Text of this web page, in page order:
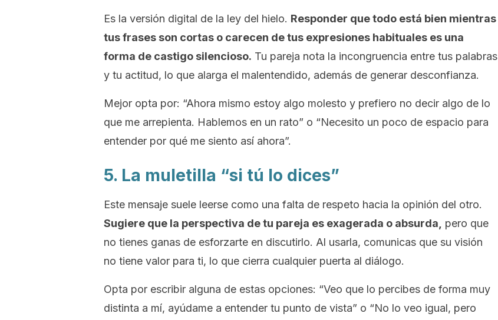
Es la versión digital de la ley del hielo. Responder que todo está bien mientras
tus frases son cortas o carecen de tus expresiones habituales es una
forma de castigo silencioso. Tu pareja nota la incongruencia entre tus palabras
y tu actitud, lo que alarga el malentendido, además de generar desconfianza.
Mejor opta por: “Ahora mismo estoy algo molesto y prefiero no decir algo de lo
que me arrepienta. Hablemos en un rato” o “Necesito un poco de espacio para
entender por qué me siento así ahora”.
5. La muletilla “si tú lo dices”
Este mensaje suele leerse como una falta de respeto hacia la opinión del otro.
Sugiere que la perspectiva de tu pareja es exagerada o absurda,
pero que
no tienes ganas de esforzarte en discutirlo. Al usarla, comunicas que su visión
no tiene valor para ti, lo que cierra cualquier puerta al diálogo.
Opta por escribir alguna de estas opciones: “Veo que lo percibes de forma muy
distinta a mí, ayúdame a entender tu punto de vista” o “No lo veo igual, pero